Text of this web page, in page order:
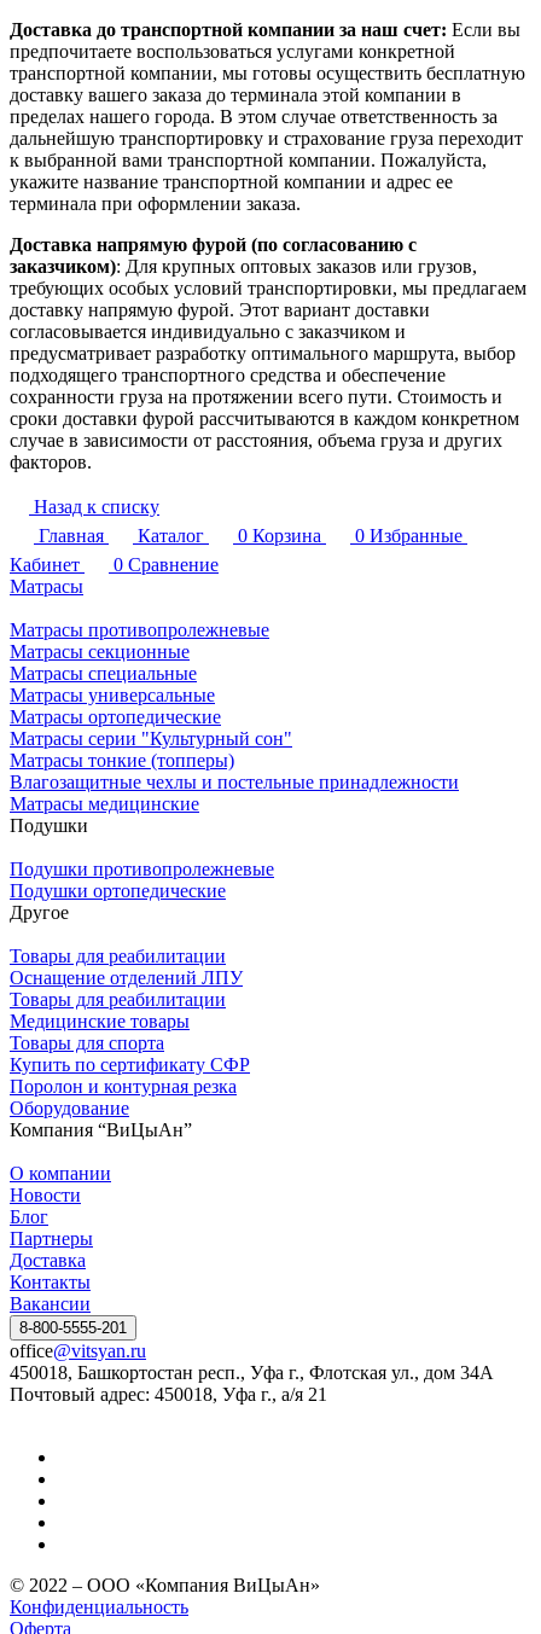
Доставка до транспортной компании за наш счет: Если вы
предпочитаете воспользоваться услугами конкретной
транспортной компании, мы готовы осуществить бесплатную
доставку вашего заказа до терминала этой компании в
пределах нашего города. В этом случае ответственность за
дальнейшую транспортировку и страхование груза переходит
к выбранной вами транспортной компании. Пожалуйста,
укажите название транспортной компании и адрес ее
терминала при оформлении заказа.
Доставка напрямую фурой (по согласованию с
заказчиком): Для крупных оптовых заказов или грузов,
требующих особых условий транспортировки, мы предлагаем
доставку напрямую фурой. Этот вариант доставки
согласовывается индивидуально с заказчиком и
предусматривает разработку оптимального маршрута, выбор
подходящего транспортного средства и обеспечение
сохранности груза на протяжении всего пути. Стоимость и
сроки доставки фурой рассчитываются в каждом конкретном
случае в зависимости от расстояния, объема груза и других
факторов.
Назад к списку
Главная
Каталог 0 Корзина 0 Избранные
Кабинет
0 Сравнение
Матрасы
Матрасы противопролежневые
Матрасы секционные
Матрасы специальные
Матрасы универсальные
Матрасы ортопедические
Матрасы серии "Культурный сон"
Матрасы тонкие (топперы)
Влагозащитные чехлы и постельные принадлежности
Матрасы медицинские
Подушки
Подушки противопролежневые
Подушки ортопедические
Другое
Товары для реабилитации
Оснащение отделений ЛПУ
Товары для реабилитации
Медицинские товары
Товары для спорта
Купить по сертификату СФР
Поролон и контурная резка
Оборудование
Компания “ВиЦыАн”
О компании
Новости
Блог
Партнеры
Доставка
Контакты
Вакансии
8-800-5555-201
office@vitsyan.ru
450018, Башкортостан респ., Уфа г., Флотская ул., дом 34А
Почтовый адрес: 450018, Уфа г., а/я 21
© 2022 – ООО «Компания ВиЦыАн»
Конфиденциальность
Оферта